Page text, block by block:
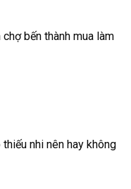
bến thành mua làm
nhi nên hay không